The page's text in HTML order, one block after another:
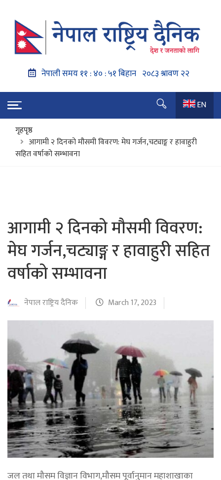
EN
गृहपृष्ठ
आगामी २ दिनको मौसमी विवरण: मेघ गर्जन,चट्याङ्ग र हावाहुरी
सहित वर्षाको सम्भावना
आगामी २ दिनको मौसमी विवरण:
मेघ गर्जन,चट्याङ्ग र हावाहुरी सहित
वर्षाको सम्भावना
नेपाल राष्ट्रिय दैनिक March 17, 2023
जल तथा मौसम विज्ञान विभाग,मौसम पूर्वानुमान महाशाखाका